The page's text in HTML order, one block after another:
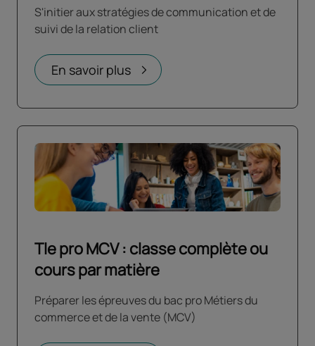
S'initier aux stratégies de communication et de
suivi de la relation client
En savoir plus
Tle pro MCV : classe complète ou
cours par matière
Préparer les épreuves du bac pro Métiers du
commerce et de la vente (MCV)